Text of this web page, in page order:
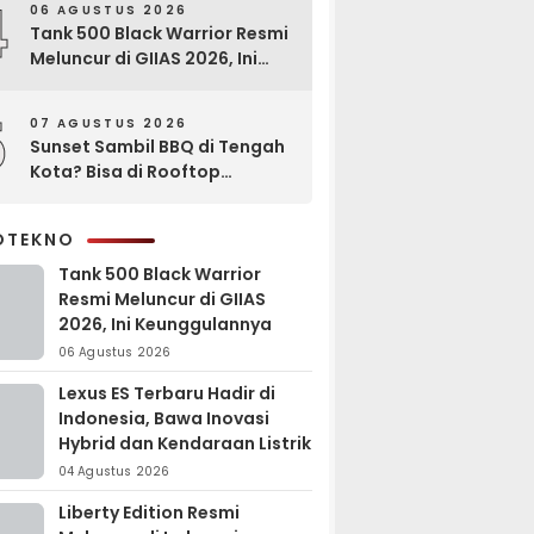
06 AGUSTUS 2026
Tank 500 Black Warrior Resmi
Meluncur di GIIAS 2026, Ini
07 AGUSTUS 2026
Sunset Sambil BBQ di Tengah
Kota? Bisa di Rooftop
Tank 500 Black Warrior
Resmi Meluncur di GIIAS
2026, Ini Keunggulannya
06 Agustus 2026
Lexus ES Terbaru Hadir di
Indonesia, Bawa Inovasi
Hybrid dan Kendaraan Listrik
04 Agustus 2026
Liberty Edition Resmi